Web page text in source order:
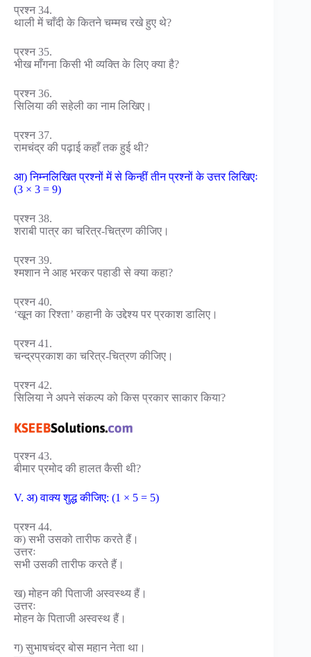
प्रश्न 34.
थाली में चाँदी के कितने चम्मच रखे हुए थे?
प्रश्न 35.
भीख माँगना किसी भी व्यक्ति के लिए क्या है?
प्रश्न 36.
सिलिया की सहेली का नाम लिखिए।
प्रश्न 37.
रामचंद्र की पढ़ाई कहाँ तक हुई थी?
आ) निम्नलिखित प्रश्नों में से किन्हीं तीन प्रश्नों के उत्तर लिखिएः
(3 × 3 = 9)
प्रश्न 38.
शराबी पात्र का चरित्र-चित्रण कीजिए।
प्रश्न 39.
श्मशान ने आह भरकर पहाडी से क्या कहा?
प्रश्न 40.
‘खून का रिश्ता’ कहानी के उद्देश्य पर प्रकाश डालिए।
प्रश्न 41.
चन्द्रप्रकाश का चरित्र-चित्रण कीजिए।
प्रश्न 42.
सिलिया ने अपने संकल्प को किस प्रकार साकार किया?
प्रश्न 43.
बीमार प्रमोद की हालत कैसी थी?
V. अ) वाक्य शुद्ध कीजिए: (1 × 5 = 5)
प्रश्न 44.
क) सभी उसको तारीफ करते हैं।
उत्तरः
सभी उसकी तारीफ करते हैं।
ख) मोहन की पिताजी अस्वस्थ्य हैं।
उत्तरः
मोहन के पिताजी अस्वस्थ हैं।
ग) सुभाषचंद्र बोस महान नेता था।